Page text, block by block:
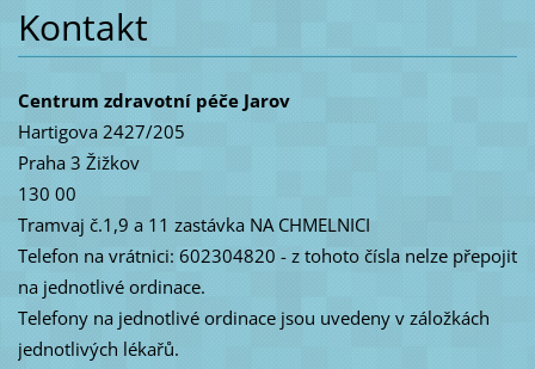
Kontakt
Centrum zdravotní péče Jarov
Hartigova 2427/205
Praha 3 Žižkov
130 00
Tramvaj č.1,9 a 11 zastávka NA CHMELNICI
Telefon na vrátnici: 602304820 - z tohoto čísla nelze přepojit
na jednotlivé ordinace.
Telefony na jednotlivé ordinace jsou uvedeny v záložkách
jednotlivých lékařů.